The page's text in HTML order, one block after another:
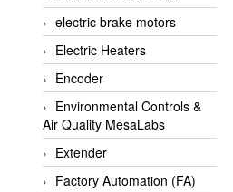
Apex Dynamics Vietnam
Apex Dynamics Vietnam
Apiste
APLISENS VietNam
Apollo Fire
Appleton
AQ Matic
electric brake motors
Electric Heaters
Encoder
Environmental Controls &
Air Quality MesaLabs
Extender
Factory Automation (FA)